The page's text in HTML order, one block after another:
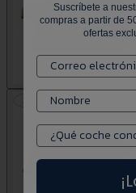
Suscríbete a
compras a partir de
ofertas